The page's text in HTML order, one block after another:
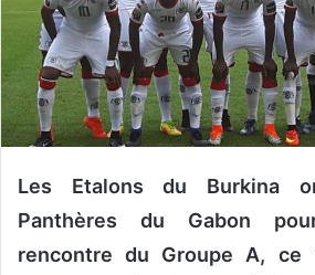
n
c
o
u
r
l
Les Etalons du Burkina
Panthères du Gabon
rencontre du Groupe A, ce